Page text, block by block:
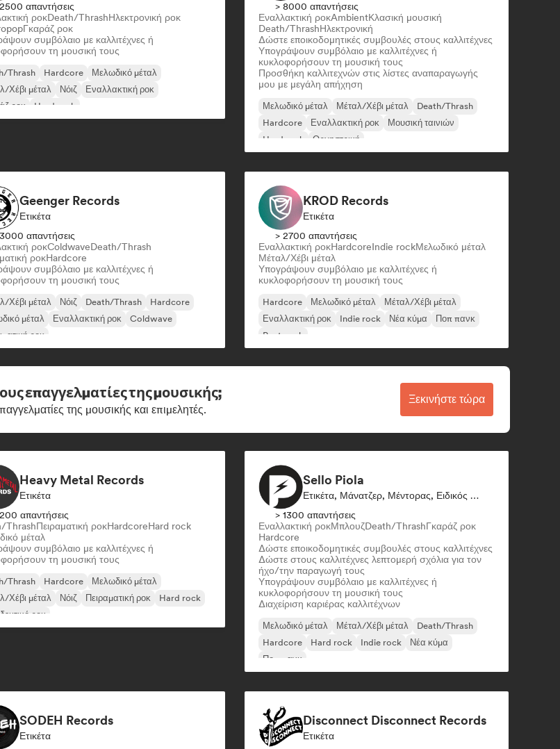
απαντήσεις
ροκDeath/ThrashΗλεκτρονική ροκ
Γκαράζ ροκ
συμβόλαιο με καλλιτέχνες ή
τη μουσική τους
Thrash Hardcore
Μελωδικό μέταλ
Χέβι μέταλ
Νόιζ
Εναλλακτική ροκ
ροκ
Hard rock
> 8000 απαντήσεις
Εναλλακτική ροκAmbientΚλασική μουσική
Death/ThrashΗλεκτρονική
Δώστε εποικοδομητικές συμβουλές στους καλλιτέχνες
Υπογράψουν συμβόλαιο με καλλιτέχνες ή
κυκλοφορήσουν τη μουσική τους
Προσθήκη καλλιτεχνών στις λίστες αναπαραγωγής
μου με μεγάλη απήχηση
Μελωδικό μέταλ Μέταλ/Χέβι μέταλ
Death/Thrash
Hardcore
Εναλλακτική ροκ
Μουσική ταινιών
Hard rock
Ορχηστρική
Geenger Records
Ετικέτα
απαντήσεις
ροκColdwaveDeath/Thrash
ροκHardcore
συμβόλαιο με καλλιτέχνες ή
τη μουσική τους
Χέβι μέταλ Νόιζ Death/Thrash
Hardcore
μέταλ
Εναλλακτική ροκ
Coldwave
ροκ
KROD Records
Ετικέτα
> 2700 απαντήσεις
Εναλλακτική ροκHardcoreIndie rockΜελωδικό μέταλ
Μέταλ/Χέβι μέταλ
Υπογράψουν συμβόλαιο με καλλιτέχνες ή
κυκλοφορήσουν τη μουσική τους
Hardcore Μελωδικό μέταλ
Μέταλ/Χέβι μέταλ
Εναλλακτική ροκ
Indie rock Νέα κύμα
Ποπ πανκ
Post punk
επαγγελματίες της μουσικής;
της μουσικής και επιμελητές.
Ξεκινήστε τώρα
Heavy Metal Records
Ετικέτα
απαντήσεις
ThrashΠειραματική ροκHardcoreHard rock
μέταλ
συμβόλαιο με καλλιτέχνες ή
τη μουσική τους
Thrash Hardcore
Μελωδικό μέταλ
Χέβι μέταλ
Νόιζ Πειραματική ροκ
Hard rock
ροκ
Sello Piola
Ετικέτα, Μάνατζερ, Μέντορας, Ειδικός Ήχου
> 1300 απαντήσεις
Εναλλακτική ροκΜπλουζDeath/ThrashΓκαράζ ροκ
Hardcore
Δώστε εποικοδομητικές συμβουλές στους καλλιτέχνες
Δώστε στους καλλιτέχνες λεπτομερή σχόλια για τον
ήχο/την παραγωγή τους
Υπογράψουν συμβόλαιο με καλλιτέχνες ή
κυκλοφορήσουν τη μουσική τους
Διαχείριση καριέρας καλλιτέχνων
Μελωδικό μέταλ Μέταλ/Χέβι μέταλ
Death/Thrash
Hardcore
Hard rock Indie rock
Νέα κύμα
Ποπ πανκ
SODEH Records
Ετικέτα
Disconnect Disconnect Records
Ετικέτα